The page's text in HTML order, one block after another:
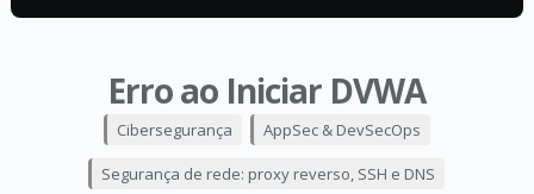
Erro ao Iniciar DVWA
Cibersegurança AppSec & DevSecOps
Segurança de rede: proxy reverso, SSH e DNS